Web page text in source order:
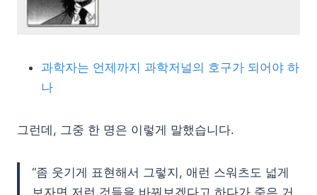
과학자는 언제까지 과학저널의 호구가 되어야 하
나
그런데, 그중 한 명은 이렇게 말했습니다.
“좀 웃기게 표현해서 그렇지, 애런 스워츠도 넓게
보자면 저런 것들을 바꿔보겠다고 하다가 죽은 거